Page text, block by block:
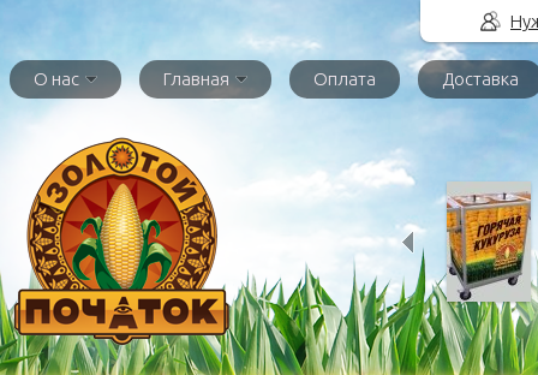
О нас Главная Оплата Доставка